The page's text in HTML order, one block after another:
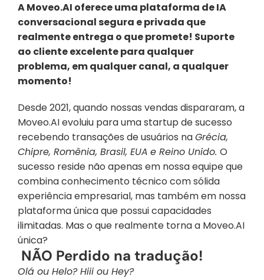
A Moveo.AI oferece uma plataforma de IA
conversacional segura e privada que
realmente entrega o que promete! Suporte
ao cliente excelente para qualquer
problema, em qualquer canal, a qualquer
momento!
Desde 2021, quando nossas vendas dispararam, a
Moveo.AI evoluiu para uma startup de sucesso
recebendo transações de usuários na Grécia,
Chipre, Romênia, Brasil, EUA e Reino Unido. O
sucesso reside não apenas em nossa equipe que
combina conhecimento técnico com sólida
experiência empresarial, mas também em nossa
plataforma única que possui capacidades
ilimitadas. Mas o que realmente torna a Moveo.AI
única?
NÃO Perdido na tradução!
Olá ou Helo? Hiii ou Hey?